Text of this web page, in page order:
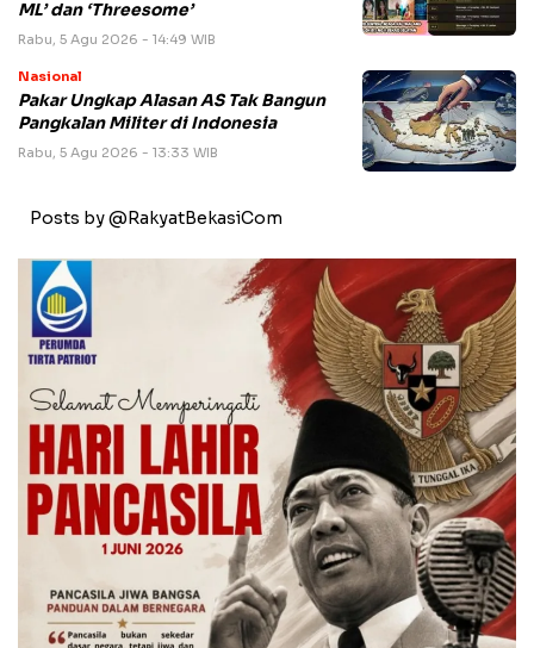
ML’ dan ‘Threesome’
Rabu, 5 Agu 2026 - 14:49 WIB
Nasional
Pakar Ungkap Alasan AS Tak Bangun
Pangkalan Militer di Indonesia
Rabu, 5 Agu 2026 - 13:33 WIB
Posts by @RakyatBekasiCom